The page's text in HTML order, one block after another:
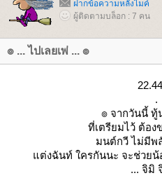
ฝากข้อความหลังไมค์
ผู้ติดตามบล็อก : 7 คน
๏ ... ไปเลยเพ่ ... ๏
.
๏ จากวันนี้ ทู้
ที่เตรียมไว้ ต้อ
มนต์กวี ไม่มีพ
ต่งฉันท์ ใครกันนะ จะช่วยน้
... จิมิ